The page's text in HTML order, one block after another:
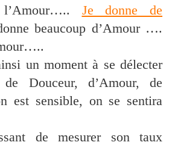
Je donne de
beaucoup d’Amour ….
un moment à se délecter
de Douceur, d’Amour, de
est sensible, on se sentira
de mesurer son taux